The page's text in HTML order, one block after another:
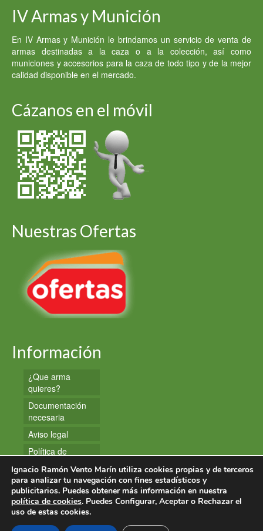
IV Armas y Munición
En IV Armas y Munición le brindamos un servicio de venta de
armas destinadas a la caza o a la colección, así como
municiones y accesorios para la caza de todo tipo y de la mejor
calidad disponible en el mercado.
Cázanos en el móvil
Nuestras Ofertas
Información
¿Que arma
quieres?
Documentación
necesaria
Aviso legal
Política de
privacidad
Política de
cookies
Ignacio Ramón Vento Marín utiliza cookies propias y de terceros
para analizar tu navegación con fines estadísticos y
publicitarios. Puedes obtener más información en nuestra
política de cookies. Puedes Configurar, Aceptar o Rechazar el
uso de estas cookies.